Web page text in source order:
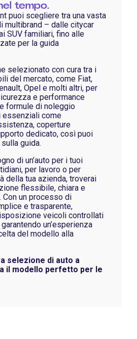
tempo.
puoi scegliere tra una vasta
multibrand – dalle citycar
SUV familiari, fino alle
per la guida
selezionato con cura tra i
del mercato, come Fiat,
Opel e molti altri, per
e performance
formule di noleggio
essenziali come
coperture
dedicato, così puoi
guida.
di un’auto per i tuoi
per lavoro o per
della tua azienda, troverai
flessibile, chiara e
un processo di
e trasparente,
veicoli controllati
un’esperienza
del modello alla
selezione di auto a
il modello perfetto per le